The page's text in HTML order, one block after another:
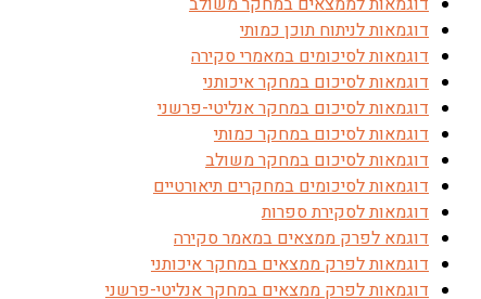
דוגמאות לניתוח תוכן כמותי
דוגמאות לסיכומים במאמרי סקירה
דוגמאות לסיכום במחקר איכותני
דוגמאות לסיכום במחקר אנליטי-פרשני
דוגמאות לסיכום במחקר כמותי
דוגמאות לסיכום במחקר משולב
דוגמאות לסיכומים במחקרים תיאורטיים
דוגמאות לסקירת ספרות
דוגמא לפרק ממצאים במאמר סקירה
דוגמאות לפרק ממצאים במחקר איכותני
דוגמאות לפרק ממצאים במחקר אנליטי-פרשני